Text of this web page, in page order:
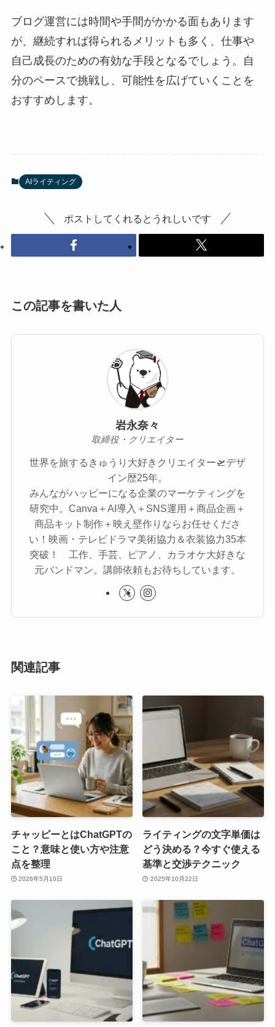
ブログ運営には時間や手間がかかる面もあります
が、継続すれば得られるメリットも多く、仕事や
自己成長のための有効な手段となるでしょう。自
分のペースで挑戦し、可能性を広げていくことを
おすすめします。
AIライティング
ポストしてくれるとうれしいです
この記事を書いた人
岩永奈々
取締役・クリエイター
世界を旅するきゅうり大好きクリエイター🛫デザ
イン歴25年。
みんながハッピーになる企業のマーケティングを
研究中。Canva＋AI導入＋SNS運用＋商品企画＋
商品キット制作＋映え壁作りならお任せくださ
い！映画・テレビドラマ美術協力＆衣装協力35本
突破！ 工作、手芸、ピアノ、カラオケ大好きな
元バンドマン。講師依頼もお待ちしています。
関連記事
チャッピーとはChatGPTの
こと？意味と使い方や注意
点を整理
2026年5月10日
ライティングの文字単価は
どう決める？今すぐ使える
基準と交渉テクニック
2025年10月22日